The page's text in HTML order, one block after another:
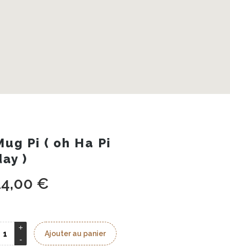
Pi ( oh Ha Pi
)
€
Ajouter au panier